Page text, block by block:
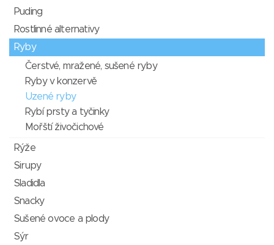
Puding
Rostlinné alternativy
Ryby
Čerstvé, mražené, sušené ryby
Ryby v konzervě
Uzené ryby
Rybí prsty a tyčinky
Mořští živočichové
Rýže
Sirupy
Sladidla
Snacky
Sušené ovoce a plody
Sýr